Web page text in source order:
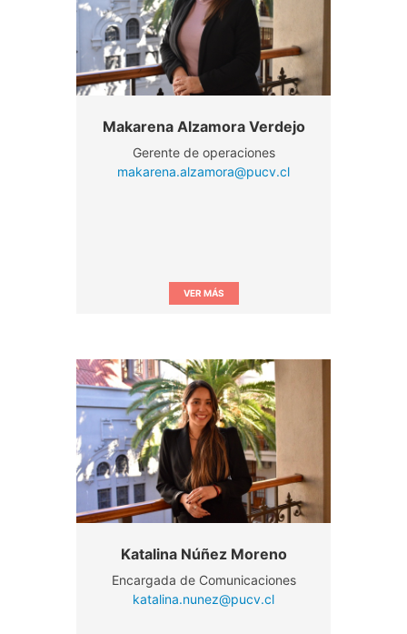
Makarena Alzamora Verdejo
Gerente de operaciones
makarena.alzamora@pucv.cl
VER MÁS
Katalina Núñez Moreno
Encargada de Comunicaciones
katalina.nunez@pucv.cl